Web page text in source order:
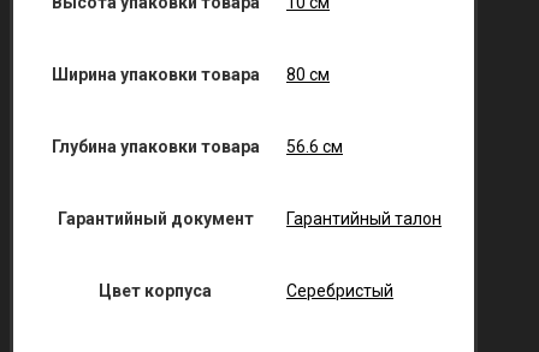
Ширина упаковки товара 80 см
Глубина упаковки товара 56.6 см
Гарантийный документ Гарантийный талон
Цвет корпуса Серебристый